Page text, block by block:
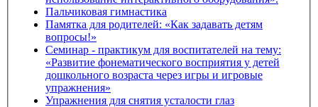
Пальчиковая гимнастика
Памятка для родителей: «Как задавать детям
вопросы!»
Семинар - практикум для воспитателей на тему:
«Развитие фонематического восприятия у детей
дошкольного возраста через игры и игровые
упражнения»
Упражнения для снятия усталости глаз